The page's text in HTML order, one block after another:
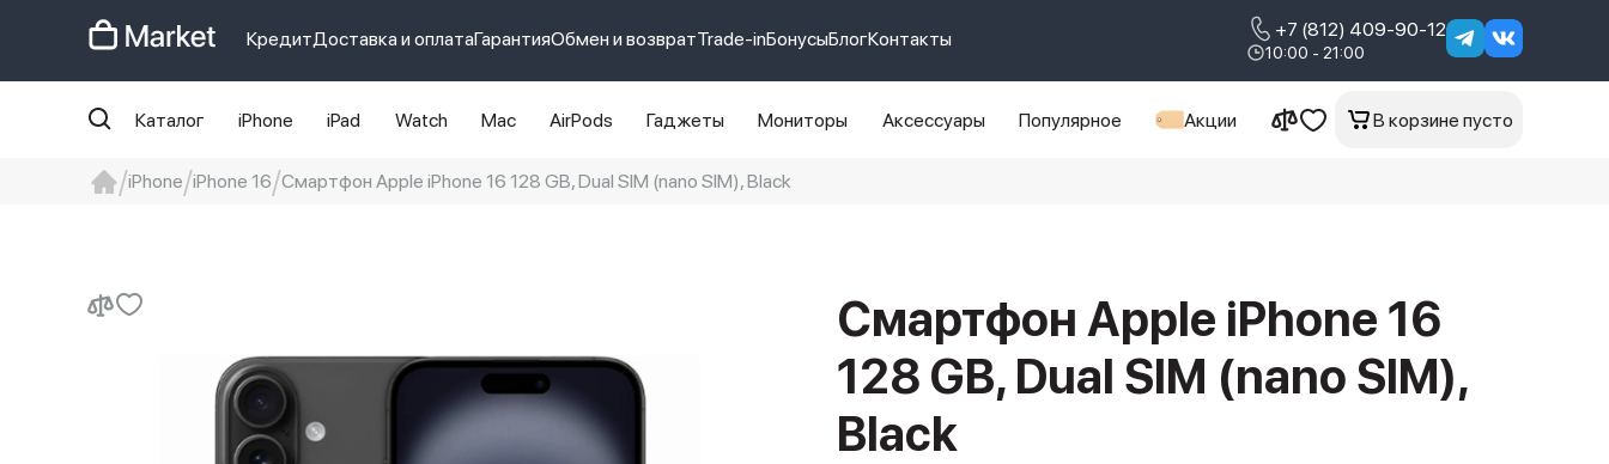
КредитДоставка и оплатаГарантияОбмен и возвратTrade-inБонусыБлогКонтакты +7 (812) 409-90-12
10:00 - 21:00
Каталог iPhone iPad Watch Mac AirPods Гаджеты Мониторы Аксессуары Популярное Акции В корзине пусто
iPhone iPhone 16 Смартфон Apple iPhone 16 128 GB, Dual SIM (nano SIM), Black
Смартфон Apple iPhone 16
128 GB, Dual SIM (nano SIM),
Black